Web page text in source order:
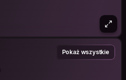
Pokaż wszystkie